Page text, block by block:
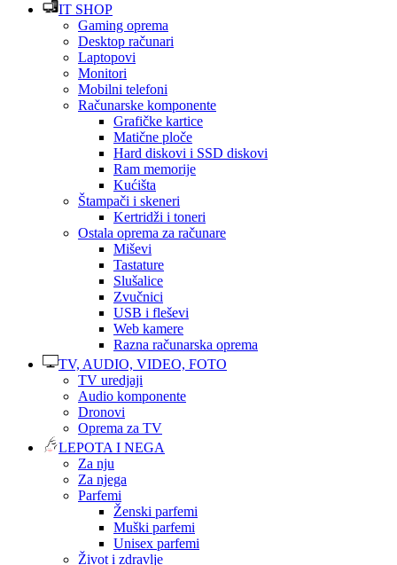
IT SHOP
Gaming oprema
Desktop računari
Laptopovi
Monitori
Mobilni telefoni
Računarske komponente
Grafičke kartice
Matične ploče
Hard diskovi i SSD diskovi
Ram memorije
Kućišta
Štampači i skeneri
Kertridži i toneri
Ostala oprema za računare
Miševi
Tastature
Slušalice
Zvučnici
USB i fleševi
Web kamere
Razna računarska oprema
TV, AUDIO, VIDEO, FOTO
TV uredjaji
Audio komponente
Dronovi
Oprema za TV
LEPOTA I NEGA
Za nju
Za njega
Parfemi
Ženski parfemi
Muški parfemi
Unisex parfemi
Život i zdravlje